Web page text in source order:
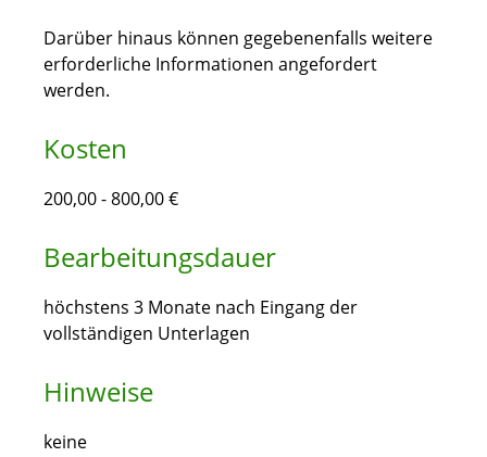
Darüber hinaus können gegebenenfalls weitere
erforderliche Informationen angefordert
werden.
Kosten
200,00 - 800,00 €
Bearbeitungsdauer
höchstens 3 Monate nach Eingang der
vollständigen Unterlagen
Hinweise
keine